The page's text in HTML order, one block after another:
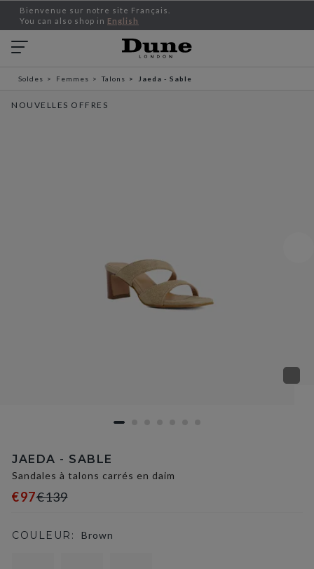
Bienvenue sur notre site Français.
You can also shop in English
Soldes Femmes Talons Jaeda - Sable
NOUVELLES OFFRES
JAEDA - SABLE
Sandales à talons carrés en daim
€97€139
COULEUR: Brown